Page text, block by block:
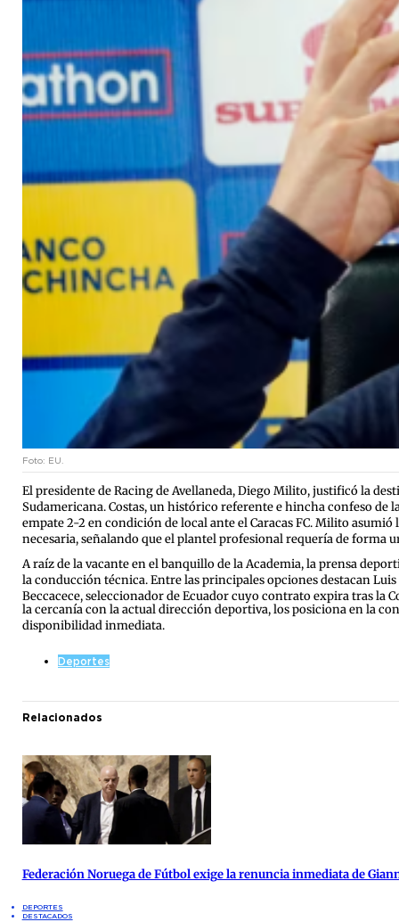
Foto: EU.
El presidente de Racing de Avellaneda, Diego Milito, justificó la
Sudamericana. Costas, un histórico referente e hincha confeso de
empate 2-2 en condición de local ante el Caracas FC. Milito asumió
necesaria, señalando que el plantel profesional requería de
A raíz de la vacante en el banquillo de la Academia, la prensa
la conducción técnica. Entre las principales opciones destacan
Beccacece, seleccionador de Ecuador cuyo contrato expira tras la
la cercanía con la actual dirección deportiva, los posiciona en la
disponibilidad inmediata.
Deportes
Relacionados
Federación Noruega de Fútbol exige la renuncia inmediata de
DEPORTES
DESTACADOS